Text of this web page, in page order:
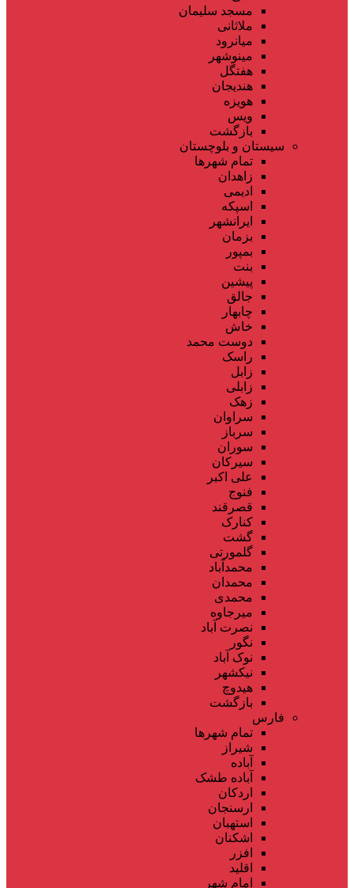
مسجد سلیمان
ملاثانی
میانرود
مینوشهر
هفتگل
هندیجان
هویزه
ویس
بازگشت
سیستان و بلوچستان
تمام شهر‌ها
زاهدان
ادیمی
اسپکه
ایرانشهر
بزمان
بمپور
بنت
پیشین
جالق
چابهار
خاش
دوست محمد
راسک
زابل
زابلی
زهک
سراوان
سرباز
سوران
سیرکان
علی اکبر
فنوج
قصرقند
کنارک
گشت
گلمورتی
محمدآباد
محمدان
محمدی
میرجاوه
نصرت آباد
نگور
نوک آباد
نیکشهر
هیدوچ
بازگشت
فارس
تمام شهر‌ها
شیراز
آباده
آباده طشک
اردکان
ارسنجان
استهبان
اشکنان
افزر
اقلید
امام شهر